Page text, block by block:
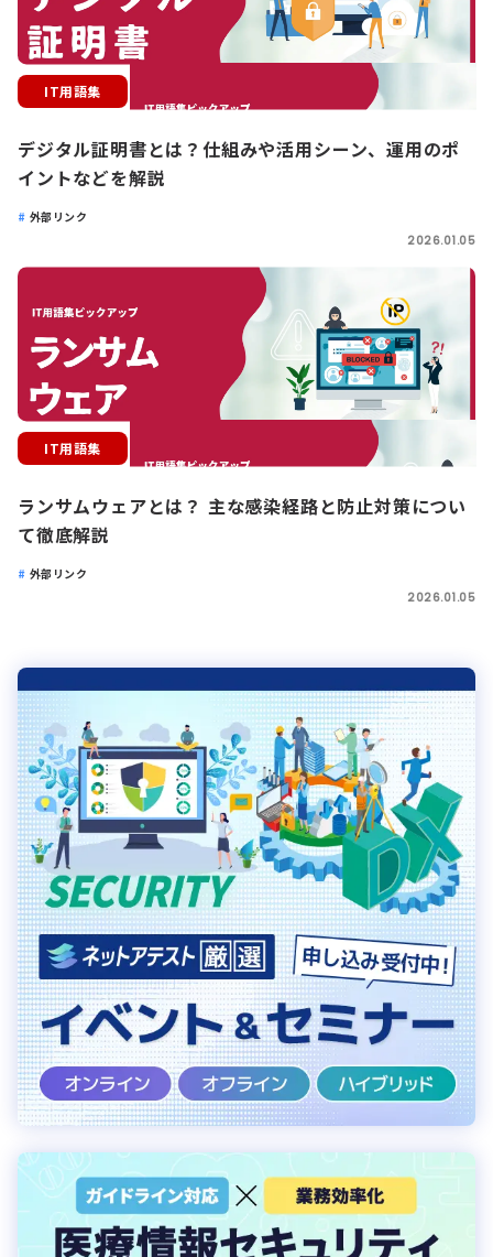
IT用語集
デジタル証明書とは？仕組みや活用シーン、運用のポ
イントなどを解説
外部リンク
2026.01.05
IT用語集
ランサムウェアとは？ 主な感染経路と防止対策につい
て徹底解説
外部リンク
2026.01.05